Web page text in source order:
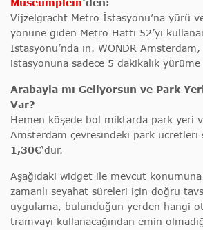
Museumplein‘den:
Vijzelgracht Metro İstasyonu’na yürü
yönüne giden Metro Hattı 52’yi
İstasyonu’nda in. WONDR
istasyonuna sadece 5 dakikalık
Arabayla mı Geliyorsun ve Park
Var?
Hemen köşede bol miktarda park yeri
Amsterdam çevresindeki park ücretleri
1,30€‘dur.
Aşağıdaki widget ile mevcut
zamanlı seyahat süreleri için doğru
uygulama, bulunduğun yerden hangi
tramvayı kullanacağından emin